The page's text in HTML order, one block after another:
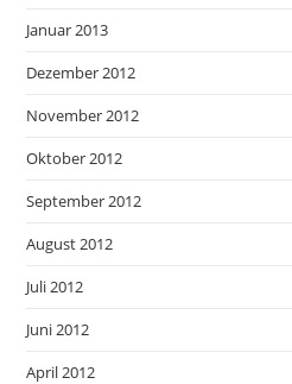
Januar 2013
Dezember 2012
November 2012
Oktober 2012
September 2012
August 2012
Juli 2012
Juni 2012
April 2012